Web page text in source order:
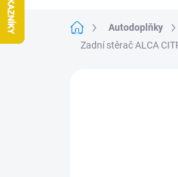
Domů Autodoplňky
Zadní stěrač ALCA